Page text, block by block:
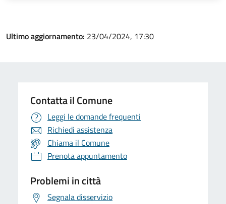
Ultimo aggiornamento: 23/04/2024, 17:30
Contatta il Comune
Leggi le domande frequenti
Richiedi assistenza
Chiama il Comune
Prenota appuntamento
Problemi in città
Segnala disservizio